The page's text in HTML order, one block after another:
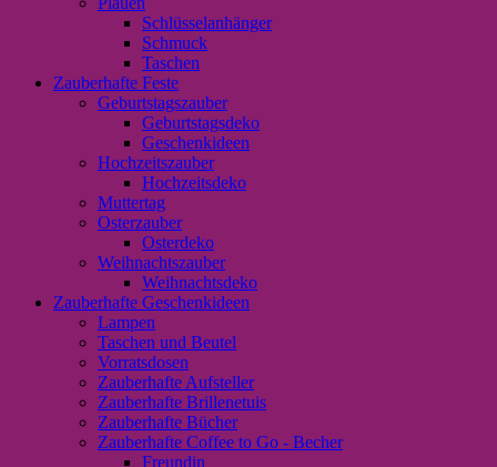
Schlüsselanhänger
Schmuck
Taschen
Zauberhafte Feste
Geburtstagszauber
Geburtstagsdeko
Geschenkideen
Hochzeitszauber
Hochzeitsdeko
Muttertag
Osterzauber
Osterdeko
Weihnachtszauber
Weihnachtsdeko
Zauberhafte Geschenkideen
Lampen
Taschen und Beutel
Vorratsdosen
Zauberhafte Aufsteller
Zauberhafte Brillenetuis
Zauberhafte Bücher
Zauberhafte Coffee to Go - Becher
Freundin